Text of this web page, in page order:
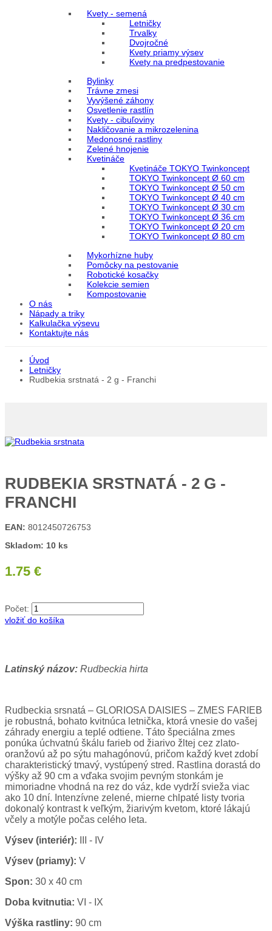
Kvety - semená
Letničky
Trvalky
Dvojročné
Kvety priamy výsev
Kvety na predpestovanie
Bylinky
Trávne zmesi
Vyvýšené záhony
Osvetlenie rastlín
Kvety - cibuľoviny
Nakličovanie a mikrozelenina
Medonosné rastliny
Zelené hnojenie
Kvetináče
Kvetináče TOKYO Twinkoncept
TOKYO Twinkoncept Ø 60 cm
TOKYO Twinkoncept Ø 50 cm
TOKYO Twinkoncept Ø 40 cm
TOKYO Twinkoncept Ø 30 cm
TOKYO Twinkoncept Ø 36 cm
TOKYO Twinkoncept Ø 20 cm
TOKYO Twinkoncept Ø 80 cm
Mykorhízne huby
Pomôcky na pestovanie
Robotické kosačky
Kolekcie semien
Kompostovanie
O nás
Nápady a triky
Kalkulačka výsevu
Kontaktujte nás
Úvod
Letničky
Rudbekia srstnatá - 2 g - Franchi
RUDBEKIA SRSTNATÁ - 2 G -
FRANCHI
EAN: 8012450726753
Skladom: 10 ks
1.75 €
Počet:
vložiť do košíka
Latinský názov: Rudbeckia hirta
Rudbeckia srsnatá – GLORIOSA DAISIES – ZMES FARIEB
je robustná, bohato kvitnúca letnička, ktorá vnesie do vašej
záhrady energiu a teplé odtiene. Táto špeciálna zmes
ponúka úchvatnú škálu farieb od žiarivo žltej cez zlato-
oranžovú až po sýtu mahagónovú, pričom každý kvet zdobí
charakteristický tmavý, vystúpený stred. Rastlina dorastá do
výšky až 90 cm a vďaka svojim pevným stonkám je
mimoriadne vhodná na rez do váz, kde vydrží svieža viac
ako 10 dní. Intenzívne zelené, mierne chlpaté listy tvoria
dokonalý kontrast k veľkým, žiarivým kvetom, ktoré lákajú
včely a motýle počas celého leta.
Výsev (interiér): III - IV
Výsev (priamy): V
Spon: 30 x 40 cm
Doba kvitnutia: VI - IX
Výška rastliny: 90 cm